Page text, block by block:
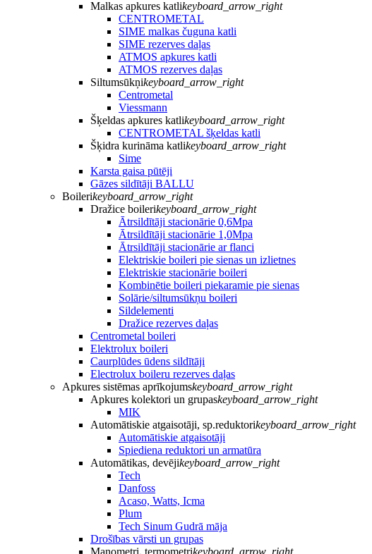
Malkas apkures katlikeyboard_arrow_right
CENTROMETAL
SIME malkas čuguna katli
SIME rezerves daļas
ATMOS apkures katli
ATMOS rezerves daļas
Siltumsūkņikeyboard_arrow_right
Centrometal
Viessmann
Šķeldas apkures katlikeyboard_arrow_right
CENTROMETAL šķeldas katli
Šķidra kurināma katlikeyboard_arrow_right
Sime
Karsta gaisa pūtēji
Gāzes sildītāji BALLU
Boilerikeyboard_arrow_right
Dražice boilerikeyboard_arrow_right
Ātrsildītāji stacionārie 0,6Mpa
Ātrsildītāji stacionārie 1,0Mpa
Ātrsildītāji stacionārie ar flanci
Elektriskie boileri pie sienas un izlietnes
Elektriskie stacionārie boileri
Kombinētie boileri piekaramie pie sienas
Solārie/siltumsūkņu boileri
Sildelementi
Dražice rezerves daļas
Centrometal boileri
Elektrolux boileri
Caurplūdes ūdens sildītāji
Electrolux boileru rezerves daļas
Apkures sistēmas aprīkojumskeyboard_arrow_right
Apkures kolektori un grupaskeyboard_arrow_right
MIK
Automātiskie atgaisotāji, sp.reduktorikeyboard_arrow_right
Automātiskie atgaisotāji
Spiediena reduktori un armatūra
Automātikas, devējikeyboard_arrow_right
Tech
Danfoss
Acaso, Watts, Icma
Plum
Tech Sinum Gudrā māja
Drošības vārsti un grupas
Manometri, termometrikeyboard_arrow_right